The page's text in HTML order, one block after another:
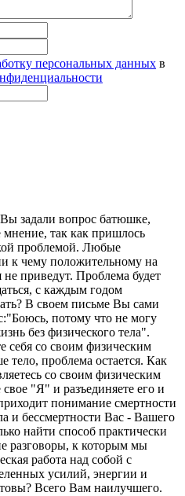
персональных данных в
задали вопрос батюшке,
мнение, так как пришлось
проблемой. Любые
к чему положительному на
приведут. Проблема будет
с каждым годом
В своем письме Вы сами
потому что не могу
без физического тела".
себя со своим физическим
тело, проблема остается. Как
со своим физическим
"Я" и разъединяете его и
понимание смертности
и бессмертности Вас - Вашего
найти способ практически
разговоры, к которым мы
работа над собой с
усилий, энергии и
Всего Вам наилучшего.